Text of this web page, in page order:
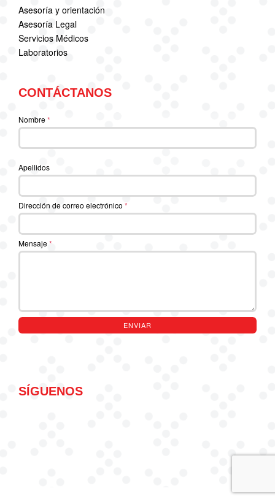
Asesoría y orientación
Asesoría Legal
Servicios Médicos
Laboratorios
CONTÁCTANOS
Nombre*
Apellidos
Dirección de correo electrónico *
Mensaje*
ENVIAR
SÍGUENOS